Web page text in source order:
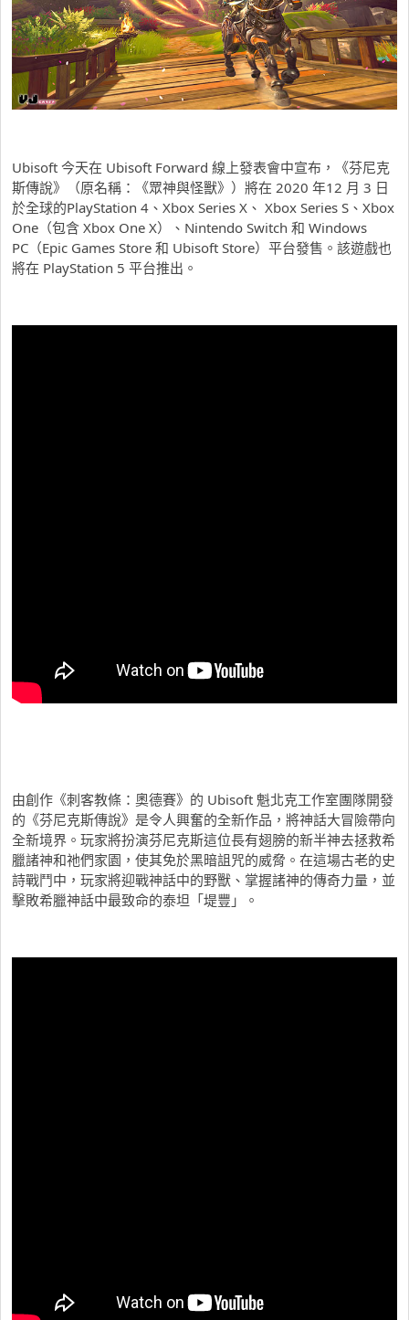
Ubisoft 今天在 Ubisoft Forward 線上發表會中宣布，《芬尼克
斯傳說》（原名稱：《眾神與怪獸》）將在 2020 年12 月 3 日
於全球的PlayStation 4、Xbox Series X、 Xbox Series S、Xbox
One（包含 Xbox One X）、Nintendo Switch 和 Windows
PC（Epic Games Store 和 Ubisoft Store）平台發售。該遊戲也
將在 PlayStation 5 平台推出。
由創作《刺客教條：奧德賽》的 Ubisoft 魁北克工作室團隊開發
的《芬尼克斯傳說》是令人興奮的全新作品，將神話大冒險帶向
全新境界。玩家將扮演芬尼克斯這位長有翅膀的新半神去拯救希
臘諸神和祂們家園，使其免於黑暗詛咒的威脅。在這場古老的史
詩戰鬥中，玩家將迎戰神話中的野獸、掌握諸神的傳奇力量，並
擊敗希臘神話中最致命的泰坦「堤豐」。